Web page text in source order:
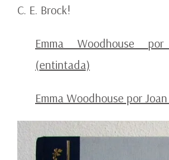
C. E. Brock!
Emma Woodhouse
(entintada)
Emma Woodhouse por